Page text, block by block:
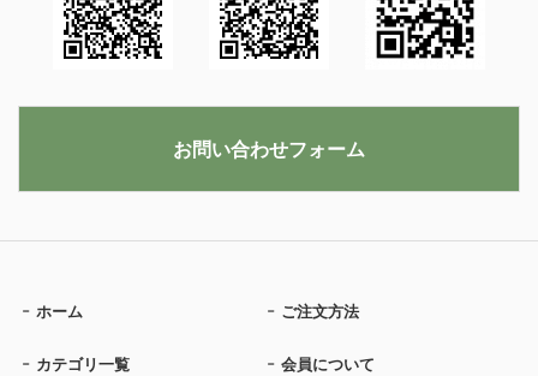
ホーム ご注文方法
カテゴリ一覧 会員について
お問い合わせフォーム